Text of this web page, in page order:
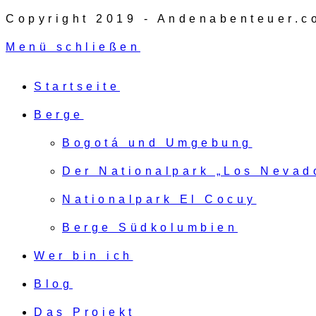
Copyright 2019 -
Menü schließen
Startseite
Berge
Bogotá und Umgebung
Der Nationalpark „Los
Nationalpark El Cocuy
Berge Südkolumbien
Wer bin ich
Blog
Das Projekt